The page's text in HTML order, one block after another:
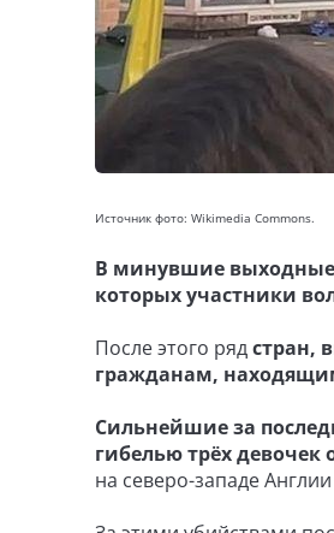
Источник фото: Wikimedia Commons.
В минувшие выходные
которых участники
После этого рядстран,
гражданам,
Сильнейшие за
гибелью трёх
на северо-западе